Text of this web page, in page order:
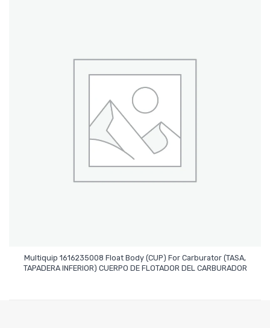
Multiquip 1616235008 Float Body (CUP) For Carburator (TASA,
TAPADERA INFERIOR) CUERPO DE FLOTADOR DEL CARBURADOR
Leer Más